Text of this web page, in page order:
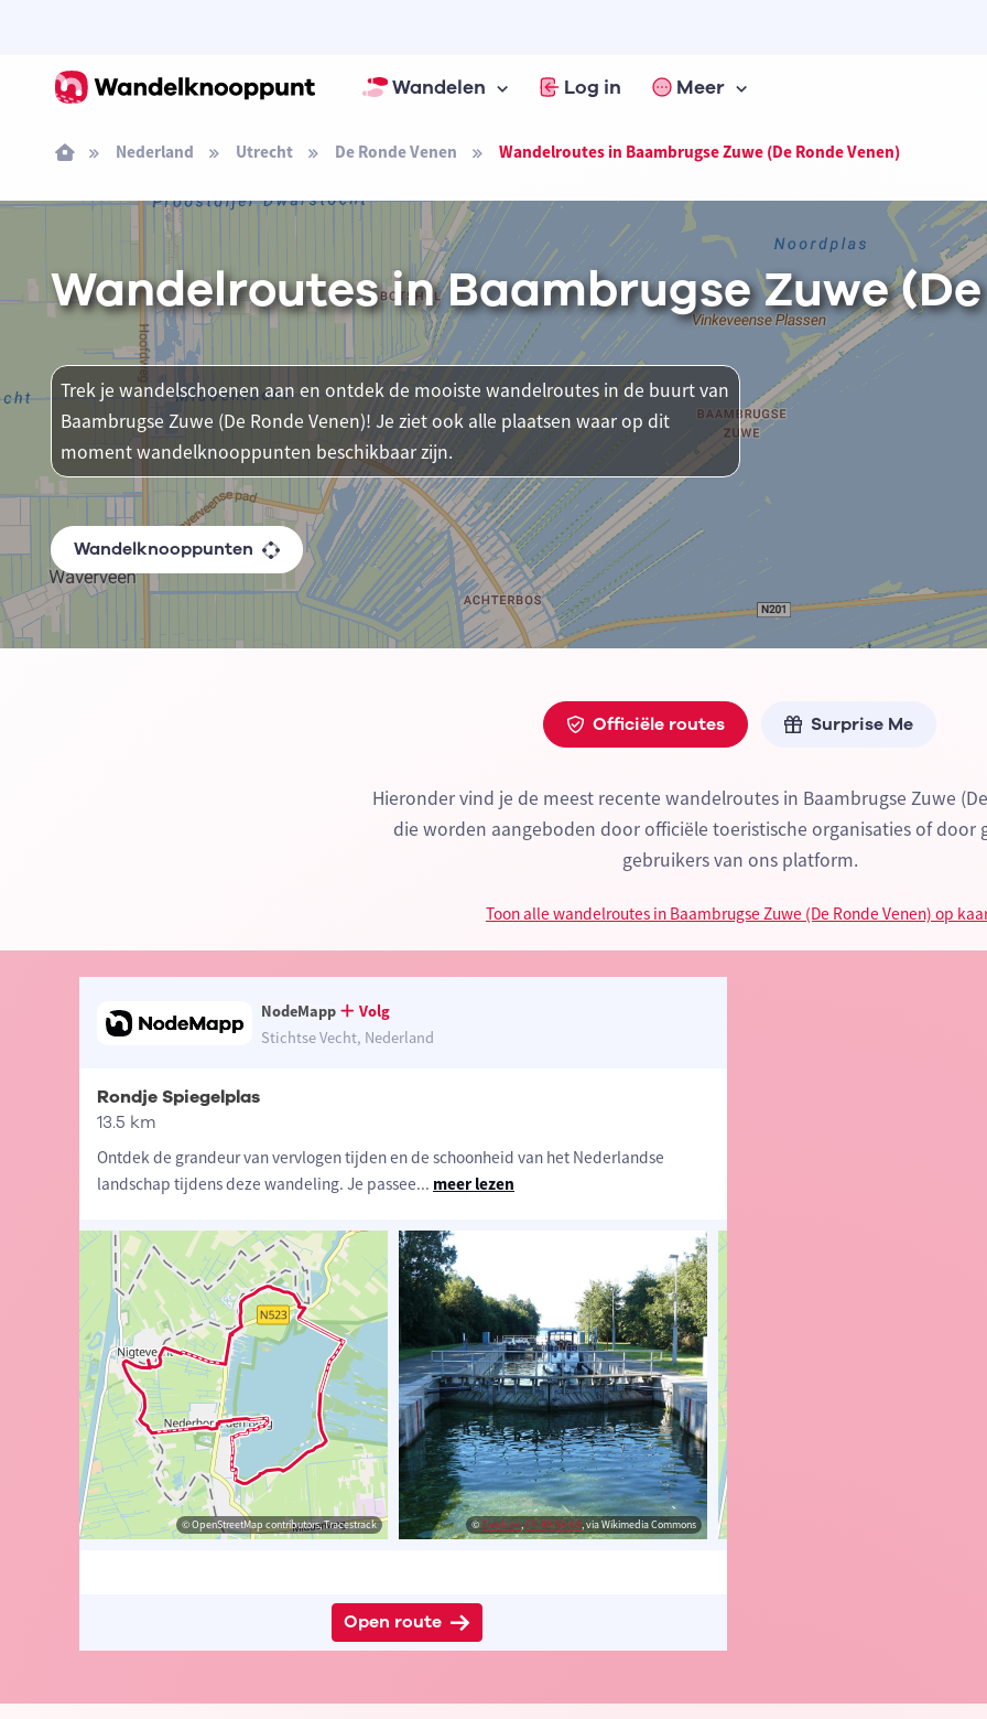
Wandelen Log in Meer
Nederland Utrecht De Ronde Venen Wandelroutes in Baambrugse Zuwe (De Ronde Venen)
Wandelroutes in Baambrugse Zuwe
Trek je wandelschoenen aan en ontdek de mooiste wandelroutes in de buurt van
Baambrugse Zuwe (De Ronde Venen)! Je ziet ook alle plaatsen waar op dit
moment wandelknooppunten beschikbaar zijn.
Wandelknooppunten
Officiële routes Surprise Me
Hieronder vind je de meest recente wandelroutes in Baambrugse Zuwe
die worden aangeboden door officiële toeristische organisaties of door
gebruikers van ons platform.
Toon alle wandelroutes in Baambrugse Zuwe (De Ronde Venen) op
NodeMapp
Volg
Stichtse Vecht, Nederland
Rondje Spiegelplas
13.5 km
Ontdek de grandeur van vervlogen tijden en de schoonheid van het Nederlandse
landschap tijdens deze wandeling. Je passee... meer lezen
© OpenStreetMap contributors, Tracestrack ©Zandcee,CC BY-SA 4.0, via Wikimedia Commons
Open route